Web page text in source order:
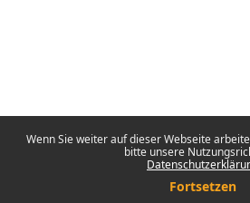
Wenn Sie weiter auf dieser Webseite
bitte unsere
Fortsetzen